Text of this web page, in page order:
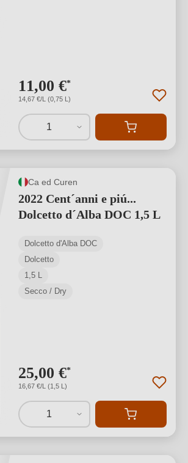
11,00 €*
14,67 €/L (0,75 L)
1
Ca ed Curen
2022 Cent´anni e piú...
Dolcetto d´Alba DOC 1,5 L
Dolcetto d'Alba DOC
Dolcetto
1,5 L
Secco / Dry
25,00 €*
16,67 €/L (1,5 L)
1